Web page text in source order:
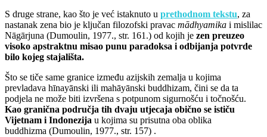
S druge strane, kao što je već istaknuto u prethodnom tekstu, za
nastanak zena bio je ključan filozofski pravac mādhyamika i mislilac
Nāgārjuna (Dumoulin, 1977., str. 161.) od kojih je zen preuzeo
visoko apstraktnu misao punu paradoksa i odbijanja potvrde
bilo kojeg stajališta.
Što se tiče same granice između azijskih zemalja u kojima
prevladava hīnayānski ili mahāyānski buddhizam, čini se da ta
podjela ne može biti izvršena s potpunom sigurnošću i točnošću.
Kao granična područja tih dvaju utjecaja obično se ističu
Vijetnam i Indonezija u kojima su prisutna oba oblika
buddhizma (Dumoulin, 1977., str. 157) .